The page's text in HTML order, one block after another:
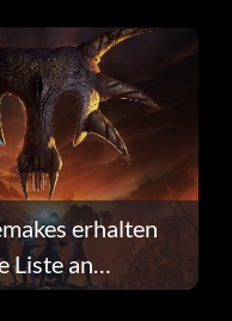
erhalten
Liste an